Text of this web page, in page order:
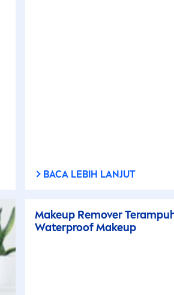
BACA LEBIH LANJUT
Makeup Remover
Waterproof Makeup